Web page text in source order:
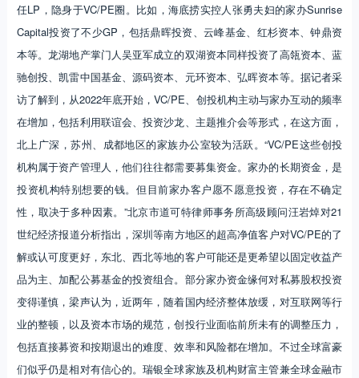
任LP，隐身于VC/PE圈。比如，海底捞实控人张勇夫妇的家办Sunrise
Capital投资了不少GP，包括鼎晖投资、云峰基金、红杉资本、钟鼎资
本等。龙湖地产掌门人吴亚军成立的双湖资本同样投资了高瓴资本、蓝
驰创投、凯雷中国基金、源码资本、元环资本、弘晖资本等。据记者采
访了解到，从2022年底开始，VC/PE、创投机构主动与家办互动的频率
在增加，包括利用联谊会、投资沙龙、主题推介会等形式，在这方面，
北上广深，苏州、成都地区的家族办公室较为活跃。“VC/PE这些创投
机构属于资产管理人，他们往往都需要募集资金。家办的长期资金，是
投资机构特别想要的钱。但目前家办客户愿不愿意投资，存在不确定
性，取决于多种因素。”北京市道可特律师事务所高级顾问汪岩焯对21
世纪经济报道分析指出，深圳等南方地区的超高净值客户对VC/PE的了
解或认可度更好，东北、西北等地的客户可能还是更希望以固定收益产
品为主、加配公募基金的投资组合。部分家办资金缘何对私募股权投资
变得谨慎，梁声认为，近两年，随着国内经济整体放缓，对互联网等行
业的整顿，以及资本市场的规范，创投行业面临前所未有的调整压力，
包括直接募资和按期退出的难度、效率和风险都在增加。不过全球富豪
们似乎仍是相对有信心的。瑞银全球家族及机构财富主管兼全球金融市